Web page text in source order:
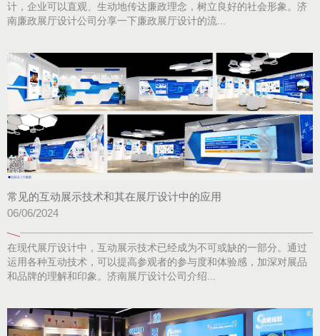
计，企业可以直观、生动地传达廉政理念，树立良好的社会形象。济
南廉政展厅设计公司分享一下廉政展厅设计的流...
常见的互动展示技术和其在展厅设计中的应用
06/06/2024
在现代展厅设计中，互动展示技术已经成为不可或缺的一部分。通过
运用各种互动技术，可以提高参观者的参与度和体验感，加深对展品
和品牌的理解和印象。济南展厅设计公司介绍...